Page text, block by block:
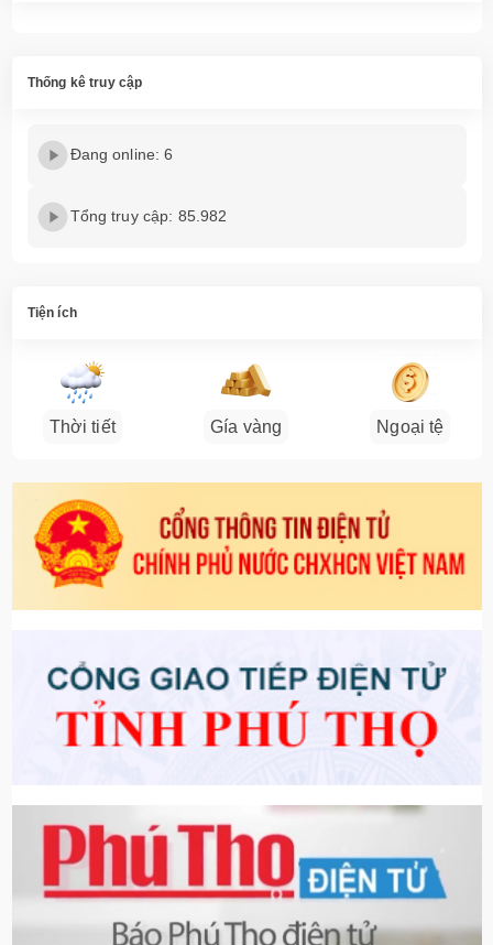
Thống kê truy cập
Đang online: 6
Tổng truy cập: 85.982
Tiện ích
Thời tiết Gía vàng Ngoại tệ